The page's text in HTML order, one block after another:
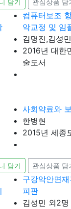
컴퓨터보조
악교정 및 임
김명진,김성민
2016년 대한
술도서
사회약료와
한병현
2015년 세종
담기 관심상품 담
구강악안면
피판
김성민 외2명